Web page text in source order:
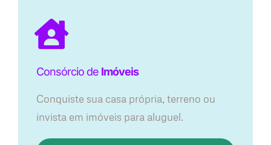
Consórcio de Imóveis
Conquiste sua casa própria, terreno ou
invista em imóveis para aluguel.